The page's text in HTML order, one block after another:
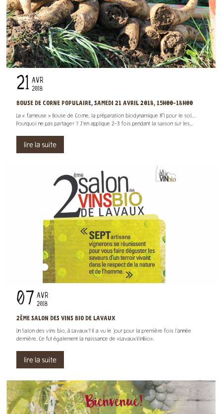
21 AVR
2018
BOUSE DE CORNE POPULAIRE, SAMEDI 21 AVRIL 2018, 15H00-18H00
La « fameuse » Bouse de Corne, la préparation biodynamique N°1 pour le sol…
Pourquoi ne pas partager ? J’en applique 2-3 fois pendant la saison sur les...
lire la suite
07 AVR
2018
2ÈME SALON DES VINS BIO DE LAVAUX
Un Salon des vins bio, à Lavaux? Il a vu le jour pour la première fois l’année
dernière. Ce fut également la naissance de «LavauxVinBio».
lire la suite